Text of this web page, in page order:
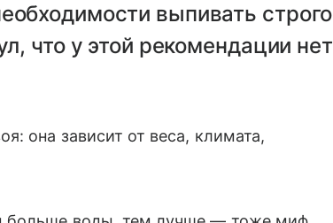
выпивать строго
что у этой рекомендации нет
она зависит от веса, климата,